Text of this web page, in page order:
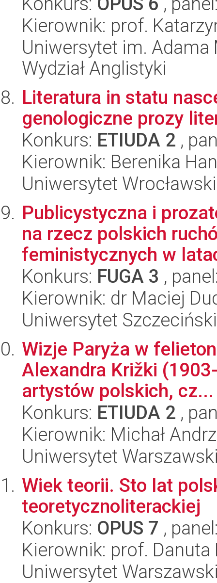
Kierownik: prof.
Uniwersytet im.
Wydział Anglistyki
Literatura in statu
genologiczne prozy
Konkurs: ETIUDA 2 ,
Kierownik: Berenika
Uniwersytet
Publicystyczna i
na rzecz polskich
feministycznych w
Konkurs: FUGA 3 ,
Kierownik: dr Maciej
Uniwersytet
Wizje Paryża w
Alexandra Križki
artystów polskich, cz...
Konkurs: ETIUDA 2 ,
Kierownik: Michał
Uniwersytet
Wiek teorii. Sto lat
teoretycznoliterackiej
Konkurs: OPUS 7 ,
Kierownik: prof. Danuta
Uniwersytet